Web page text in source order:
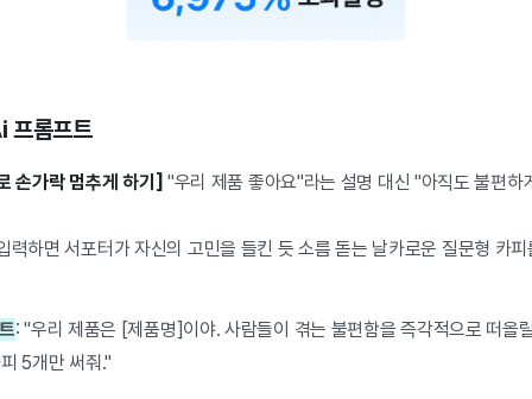
프롬프트
손가락 멈추게 하기] "우리 제품 좋아요"라는 설명 대신 "아직도 불편하
력하면 서포터가 자신의 고민을 들킨 듯 소름 돋는 날카로운 질문형 카
: "우리 제품은 [제품명]이야. 사람들이 겪는 불편함을 즉각적으로 떠올
5개만 써줘."